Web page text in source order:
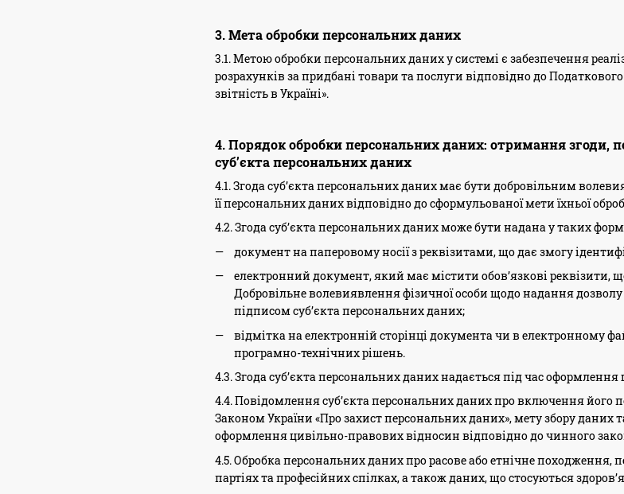
3. Мета обробки персональних даних
3.1. Метою обробки персональних даних у системі є забезпечення
розрахунків за придбані товари та послуги відповідно до
звітність в Україні».
4. Порядок обробки персональних даних: отримання згоди,
суб’єкта персональних даних
4.1. Згода суб’єкта персональних даних має бути добровільним
її персональних даних відповідно до сформульованої мети їхньої
4.2. Згода суб’єкта персональних даних може бути надана у таких
документ на паперовому носії з реквізитами, що дає змогу
електронний документ, який має містити обов’язкові реквізити,
Добровільне волевиявлення фізичної особи щодо надання
підписом суб’єкта персональних даних;
відмітка на електронній сторінці документа чи в електронному
програмно-технічних рішень.
4.3. Згода суб’єкта персональних даних надається під час
4.4. Повідомлення суб’єкта персональних даних про включення його
Законом України «Про захист персональних даних», мету збору даних
оформлення цивільно-правових відносин відповідно до чинного
4.5. Обробка персональних даних про расове або етнічне походження,
партіях та професійних спілках, а також даних, що стосуються